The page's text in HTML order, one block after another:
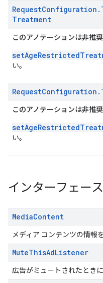
RequestConfiguration .
Treatment
このアノテーションは非推奨
い。
RequestConfiguration .
このアノテーションは非推奨
い。
インターフェース
MediaContent
メディア コンテンツの情報
MuteThisAdListener
広告がミュートされたとき